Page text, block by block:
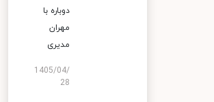
دوباره با
مهران
مدیری
1405/04/
28